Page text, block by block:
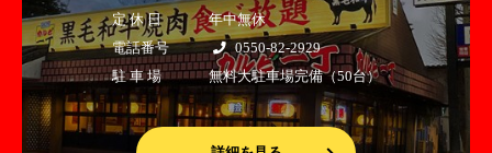
定 休 日
年中無休
電話番号
0550-82-2929
駐 車 場
無料大駐車場完備（50台）